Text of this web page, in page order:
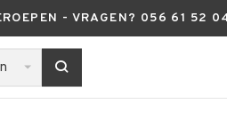
- VRAGEN? 056 61 52